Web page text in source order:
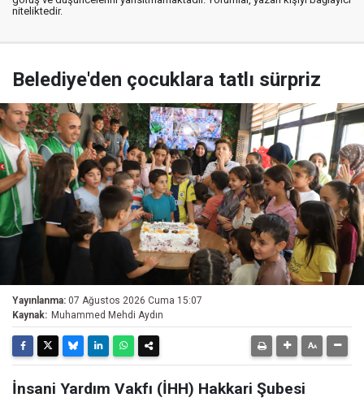
niteliktedir.
Belediye'den çocuklara tatlı sürpriz
Yayınlanma: 07 Ağustos 2026 Cuma 15:07
Kaynak: Muhammed Mehdi Aydın
İnsani Yardım Vakfı (İHH) Hakkari Şubesi